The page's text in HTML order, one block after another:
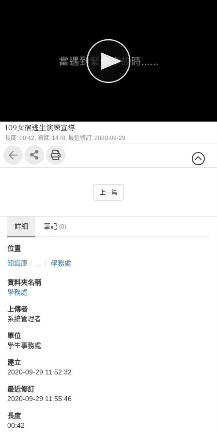
109女宿逃生演練宣導
長度: 00:42, 瀏覽: 1478, 最近修訂: 2020-09-29
上一篇
詳細 筆記 (0)
位置
知識庫
... 學務處
資料夾名稱
學務處
上傳者
系統管理者
單位
學生事務處
建立
2020-09-29 11:52:32
最近修訂
2020-09-29 11:55:46
長度
00:42